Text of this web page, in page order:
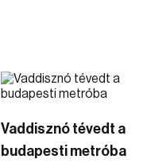
Vaddisznó tévedt a
budapesti metróba